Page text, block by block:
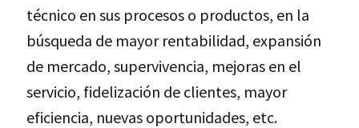
técnico en sus procesos o productos, en la
búsqueda de mayor rentabilidad, expansión
de mercado, supervivencia, mejoras en el
servicio, fidelización de clientes, mayor
eficiencia, nuevas oportunidades, etc.